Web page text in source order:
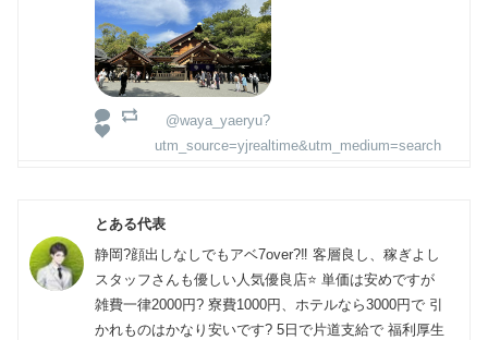
@waya_yaeryu?
utm_source=yjrealtime&utm_medium=search
とある代表
静岡?顔出しなしでもアベ7over?‼️ 客層良し、稼ぎよし
スタッフさんも優しい人気優良店⭐️ 単価は安めですが
雑費一律2000円? 寮費1000円、ホテルなら3000円で 引
かれものはかなり安いです? 5日で片道支給で 福利厚生